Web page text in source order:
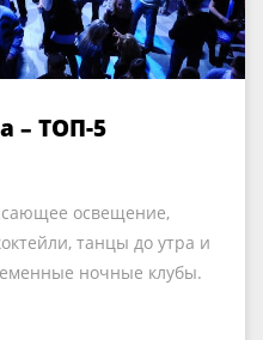
– ТОП-5
освещение,
танцы до утра и
ночные клубы.